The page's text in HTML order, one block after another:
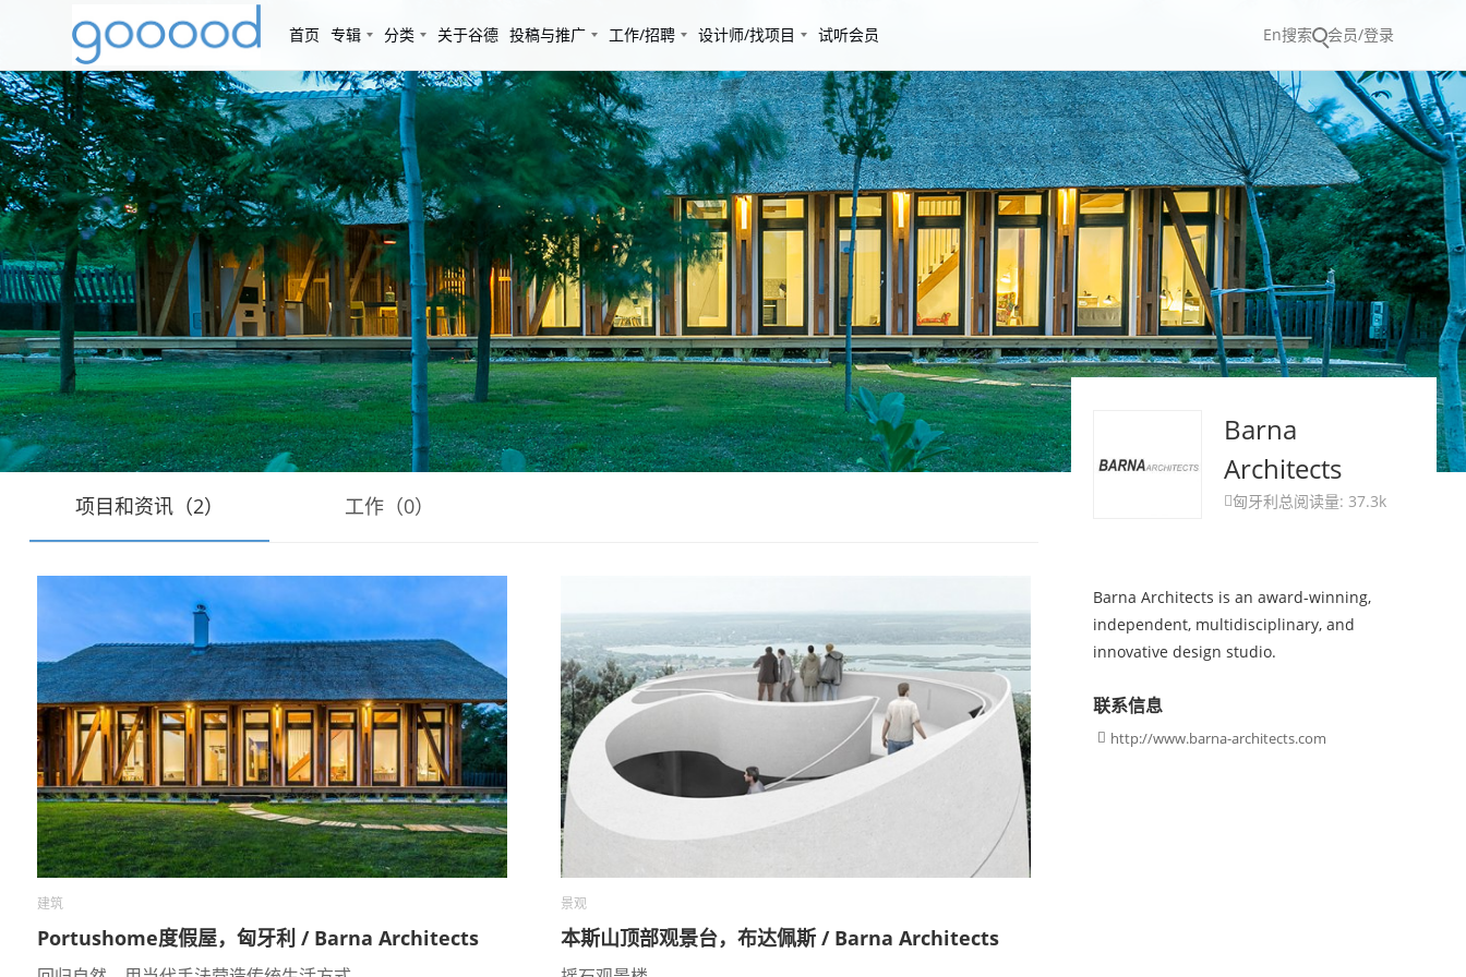
首页 专辑 分类 关于谷德 投稿与推广 工作/招聘 设计师/找项目 试听会员 En搜索 会员/登录
项目和资讯（2） 工作（0）
建筑
Portushome度假屋，匈牙利 / Barna Architects
景观
本斯山顶部观景台，布达佩斯 / Barna Architects
Barna
Architects
匈牙利总阅读量: 37.3k
Barna Architects is an award-winning,
independent, multidisciplinary, and
innovative design studio.
联系信息
 http://www.barna-architects.com